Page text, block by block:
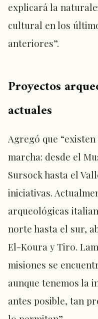
explicará la
cultural en los
anteriores”.
Proyectos
actuales
Agregó que
marcha: desde el
Sursock hasta el
iniciativas.
arqueológicas
norte hasta el sur,
El-Koura y Tiro.
misiones se
aunque tenemos la
antes posible, tan